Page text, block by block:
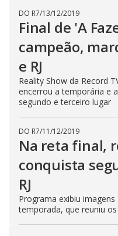
DO R7/13/12/2019
Final de 'A
campeão,
e RJ
Reality Show da Record
encerrou a temporária e
segundo e terceiro lugar
DO R7/11/12/2019
Na reta final,
conquista
RJ
Programa exibiu
temporada, que reuniu